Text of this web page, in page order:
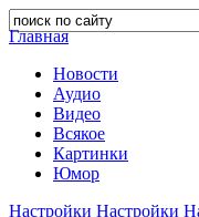
Главная
Новости
Аудио
Видео
Всякое
Картинки
Юмор
Настройки Настройки